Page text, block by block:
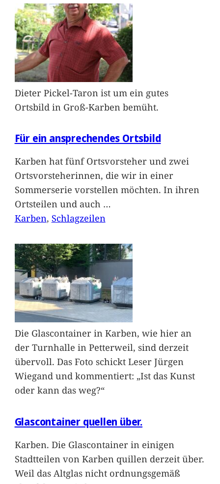
Dieter Pickel-Taron ist um ein gutes
Ortsbild in Groß-Karben bemüht.
Für ein ansprechendes Ortsbild
Karben hat fünf Ortsvorsteher und zwei
Ortsvorsteherinnen, die wir in einer
Sommerserie vorstellen möchten. In ihren
Ortsteilen und auch …
Karben, Schlagzeilen
Die Glascontainer in Karben, wie hier an
der Turnhalle in Petterweil, sind derzeit
übervoll. Das Foto schickt Leser Jürgen
Wiegand und kommentiert: „Ist das Kunst
oder kann das weg?“
Glascontainer quellen über.
Karben. Die Glascontainer in einigen
Stadtteilen von Karben quillen derzeit über.
Weil das Altglas nicht ordnungsgemäß